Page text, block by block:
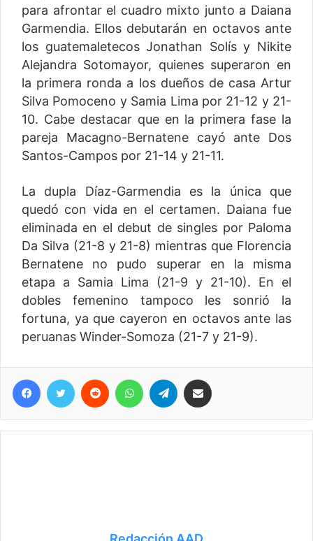
para afrontar el cuadro mixto junto a Daiana
Garmendia. Ellos debutarán en octavos ante
los guatemaletecos Jonathan Solís y Nikite
Alejandra Sotomayor, quienes superaron en
la primera ronda a los dueños de casa Artur
Silva Pomoceno y Samia Lima por 21-12 y 21-
10. Cabe destacar que en la primera fase la
pareja Macagno-Bernatene cayó ante Dos
Santos-Campos por 21-14 y 21-11.
La dupla Díaz-Garmendia es la única que
quedó con vida en el certamen. Daiana fue
eliminada en el debut de singles por Paloma
Da Silva (21-8 y 21-8) mientras que Florencia
Bernatene no pudo superar en la misma
etapa a Samia Lima (21-9 y 21-10). En el
dobles femenino tampoco les sonrió la
fortuna, ya que cayeron en octavos ante las
peruanas Winder-Somoza (21-7 y 21-9).